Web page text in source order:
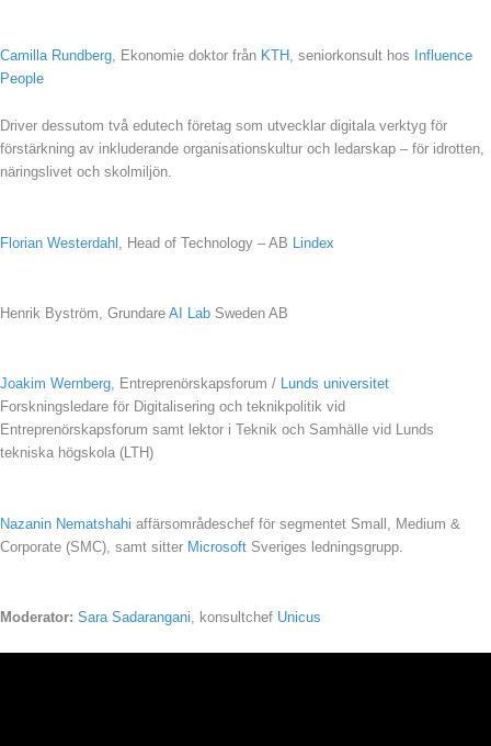
Camilla Rundberg, Ekonomie doktor från KTH , seniorkonsult hos Influence
People
Driver dessutom två edutech företag som utvecklar digitala verktyg för
förstärkning av inkluderande organisationskultur och ledarskap – för idrotten,
näringslivet och skolmiljön.
Florian Westerdahl , Head of Technology – AB Lindex
Henrik Byström, Grundare AI Lab Sweden AB
Joakim Wernberg, Entreprenörskapsforum / Lunds universitet
Forskningsledare för Digitalisering och teknikpolitik vid
Entreprenörskapsforum samt lektor i Teknik och Samhälle vid Lunds
tekniska högskola (LTH)
Nazanin Nematshahi affärsområdeschef för segmentet Small, Medium &
Corporate (SMC), samt sitter Microsoft Sveriges ledningsgrupp.
Moderator: Sara Sadarangani, konsultchef Unicus